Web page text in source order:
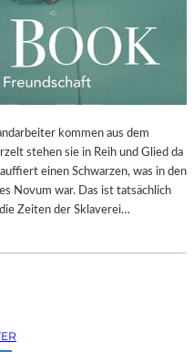
kommen aus dem
stehen sie in Reih und Glied da
einen Schwarzen, was in den
Novum war. Das ist tatsächlich
Zeiten der Sklaverei…